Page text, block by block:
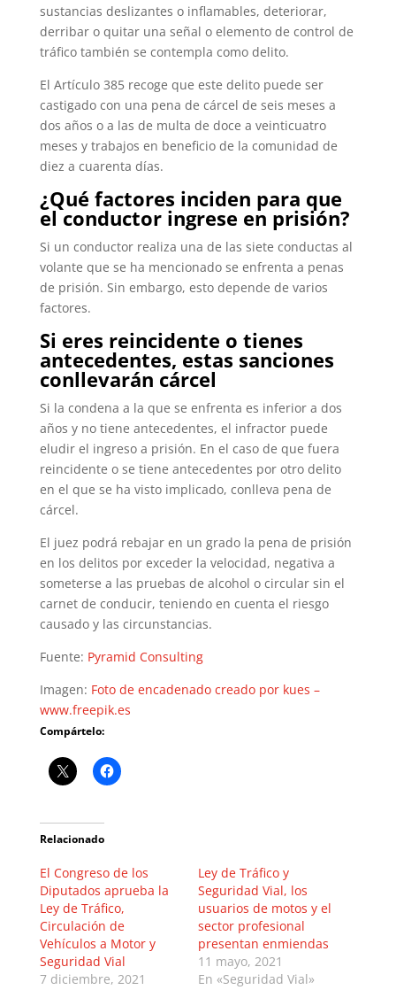
sustancias deslizantes o inflamables, deteriorar,
derribar o quitar una señal o elemento de control de
tráfico también se contempla como delito.
El Artículo 385 recoge que este delito puede ser
castigado con una pena de cárcel de seis meses a
dos años o a las de multa de doce a veinticuatro
meses y trabajos en beneficio de la comunidad de
diez a cuarenta días.
¿Qué factores inciden para que
el conductor ingrese en prisión?
Si un conductor realiza una de las siete conductas al
volante que se ha mencionado se enfrenta a penas
de prisión. Sin embargo, esto depende de varios
factores.
Si eres reincidente o tienes
antecedentes, estas sanciones
conllevarán cárcel
Si la condena a la que se enfrenta es inferior a dos
años y no tiene antecedentes, el infractor puede
eludir el ingreso a prisión. En el caso de que fuera
reincidente o se tiene antecedentes por otro delito
en el que se ha visto implicado, conlleva pena de
cárcel.
El juez podrá rebajar en un grado la pena de prisión
en los delitos por exceder la velocidad, negativa a
someterse a las pruebas de alcohol o circular sin el
carnet de conducir, teniendo en cuenta el riesgo
causado y las circunstancias.
Fuente: Pyramid Consulting
Imagen: Foto de encadenado creado por kues –
www.freepik.es
Compártelo:
Relacionado
El Congreso de los
Diputados aprueba la
Ley de Tráfico,
Circulación de
Vehículos a Motor y
Seguridad Vial
7 diciembre, 2021
Ley de Tráfico y
Seguridad Vial, los
usuarios de motos y el
sector profesional
presentan enmiendas
11 mayo, 2021
En «Seguridad Vial»